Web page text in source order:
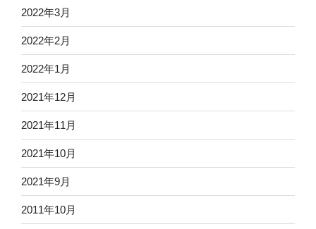
2022年3月
2022年2月
2022年1月
2021年12月
2021年11月
2021年10月
2021年9月
2011年10月